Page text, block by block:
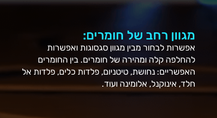
מגוון רחב של חומרים:
אפשרות לבחור מבין מגוון סגסוגות ואפשרות
להחלפה קלה ומהירה של חומרים. בין החומרים
האפשריים: נחושת, טיטניום, פלדות כלים, פלדות אל
חלד, אינוקנל, אלומינה ועוד.